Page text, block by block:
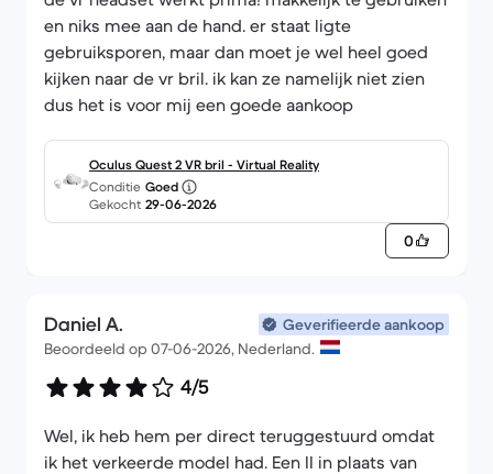
en niks mee aan de hand. er staat ligte
gebruiksporen, maar dan moet je wel heel goed
kijken naar de vr bril. ik kan ze namelijk niet zien
dus het is voor mij een goede aankoop
Oculus Quest 2 VR bril - Virtual Reality
Conditie Goed
Gekocht 29-06-2026
0
Daniel A.
Geverifieerde aankoop
Beoordeeld op 07-06-2026, Nederland.
4/5
Wel, ik heb hem per direct teruggestuurd omdat
ik het verkeerde model had. Een II in plaats van